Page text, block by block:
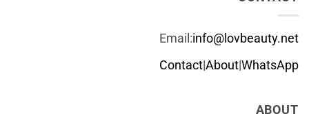
Email:info@lovbeauty.net
Contact|About|WhatsApp
ABOUT